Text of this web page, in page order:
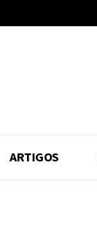
ARTIGOS